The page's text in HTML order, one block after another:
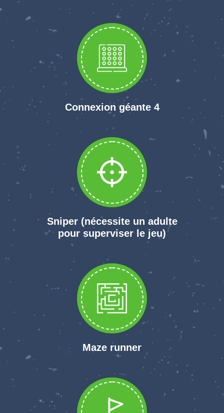
Connexion géante 4
Sniper (nécessite un adulte
pour superviser le jeu)
Maze runner